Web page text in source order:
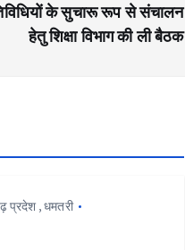
के सुचारू रूप से संचालन
हेतु शिक्षा विभाग की ली बैठक
प्रदेश ,धमतरी